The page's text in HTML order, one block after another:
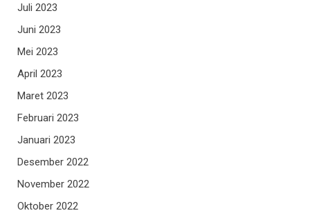
Juli 2023
Juni 2023
Mei 2023
April 2023
Maret 2023
Februari 2023
Januari 2023
Desember 2022
November 2022
Oktober 2022